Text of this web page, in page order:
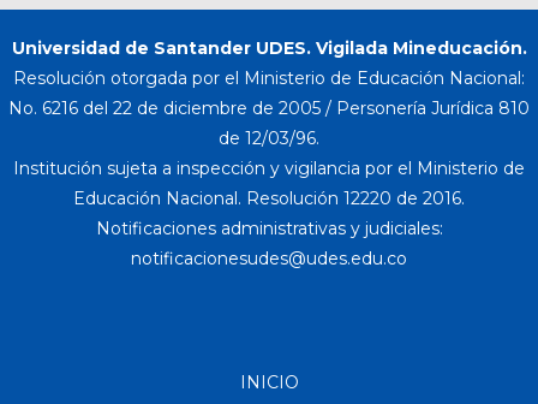
Universidad de Santander UDES. Vigilada Mineducación.
Resolución otorgada por el Ministerio de Educación Nacional:
No. 6216 del 22 de diciembre de 2005 / Personería Jurídica 810
de 12/03/96.
Institución sujeta a inspección y vigilancia por el Ministerio de
Educación Nacional. Resolución 12220 de 2016.
Notificaciones administrativas y judiciales:
INICIO